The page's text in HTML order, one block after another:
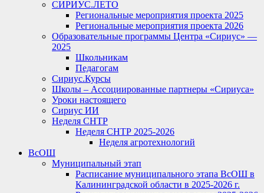
СИРИУС.ЛЕТО
Региональные мероприятия проекта 2025
Региональные мероприятия проекта 2026
Образовательные программы Центра «Сириус» —
2025
Школьникам
Педагогам
Сириус.Курсы
Школы – Ассоциированные партнеры «Сириуса»
Уроки настоящего
Сириус ИИ
Неделя СНТР
Неделя СНТР 2025-2026
Неделя агротехнологий
ВсОШ
Муниципальный этап
Расписание муниципального этапа ВсОШ в
Калининградской области в 2025-2026 г.